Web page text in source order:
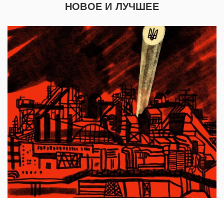
НОВОЕ И ЛУЧШЕЕ